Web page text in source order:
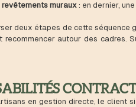
revêtements muraux : en dernier,
deux étapes de cette séquence
recommencer autour des cadres.
en gestion directe, le client